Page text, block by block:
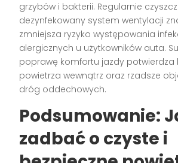
grzybów i bakterii. Regularnie
dezynfekowany system wentylacji
zmniejsza ryzyko występowania
alergicznych u użytkowników auta.
poprawę komfortu jazdy potwierdza
powietrza wewnątrz oraz rzadsze
dróg oddechowych.
Podsumowanie:
zadbać o czyste i